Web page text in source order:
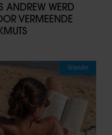
ANDREW WERD
VERMEENDE
Vriendin